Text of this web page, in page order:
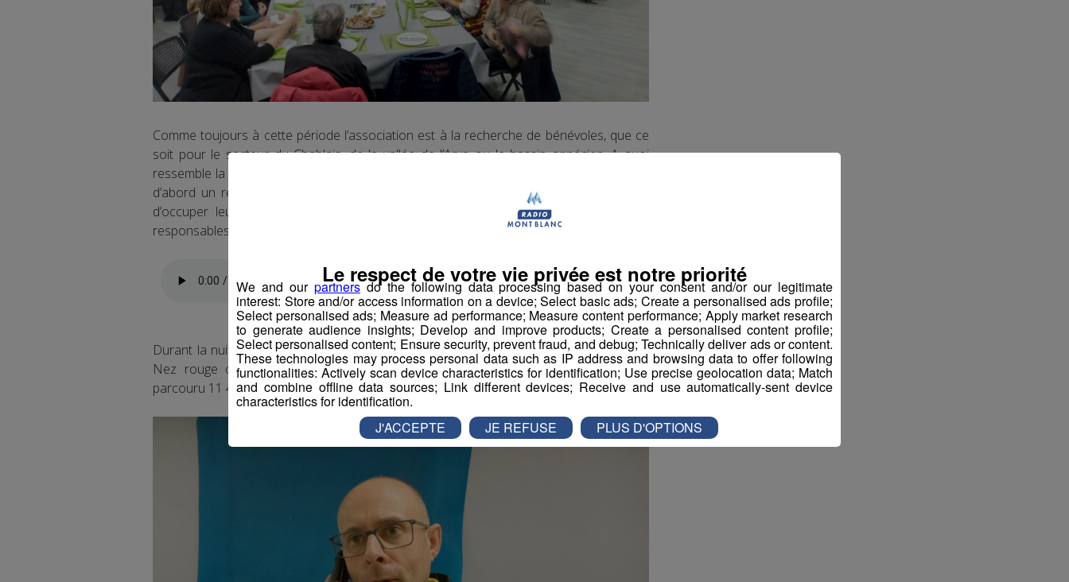
Comme toujours à cette période l’association est à la recherche de bénévoles, que ce
soit pour le secteur du Chablais, de la vallée de l’Arve ou le bassin annécien. A quoi
ressemble la mission des 180 bénévoles, mobilisés la nuit du jour de l’an ? Ils partagent
d’abord un repas de fête convivial à la mairie de Pringy, partenaire historique, avant
d’occuper leurs postes respectifs détaillés par Philippe Michon et Patrice Canova,
responsables de l'antenne clusienne des Nez Rouge.
Durant la nuit du 31 décembre 2024 au 1er janvier 2025, les bénévoles de l’Opération
Nez rouge ont raccompagné 545 personnes à travers toute la Haute-Savoie et
parcouru 11 400 kilomètres.
We and our partnersdo the following data processing based on your consent and/or our legitimate
interest: Store and/or access information on a device; Select basic ads; Create a personalised ads profile;
Select personalised ads; Measure ad performance; Measure content performance; Apply market research
to generate audience insights; Develop and improve products; Create a personalised content profile;
Select personalised content; Ensure security, prevent fraud, and debug; Technically deliver ads or content.
These technologies may process personal data such as IP address and browsing data to offer following
functionalities: Actively scan device characteristics for identification; Use precise geolocation data; Match
and combine offline data sources; Link different devices; Receive and use automatically-sent device
characteristics for identification.
Le respect de votre vie privée est notre priorité
J'ACCEPTE JE REFUSE PLUS D'OPTIONS